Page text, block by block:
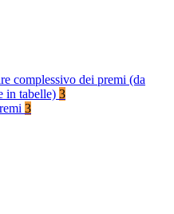
complessivo dei premi (da
in tabelle) 3
3